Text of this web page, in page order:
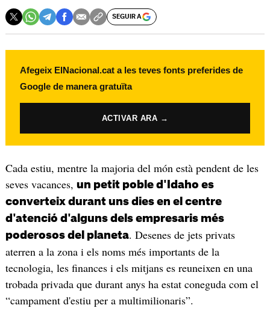
SEGUIR A
Afegeix ElNacional.cat a les teves fonts preferides de
Google de manera gratuïta
ACTIVAR ARA →
Cada estiu, mentre la majoria del món està pendent de les
seves vacances, un petit poble d'Idaho es
converteix durant uns dies en el centre
d'atenció d'alguns dels empresaris més
poderosos del planeta. Desenes de jets privats
aterren a la zona i els noms més importants de la
tecnologia, les finances i els mitjans es reuneixen en una
trobada privada que durant anys ha estat coneguda com el
“campament d'estiu per a multimilionaris”.